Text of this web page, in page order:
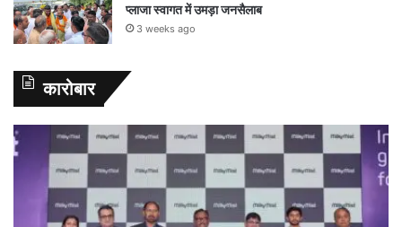
प्लाजा स्वागत में उमड़ा जनसैलाब
3 weeks ago
कारोबार